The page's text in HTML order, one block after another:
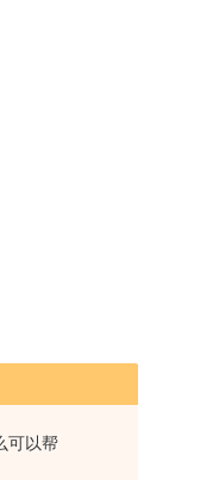
可以帮